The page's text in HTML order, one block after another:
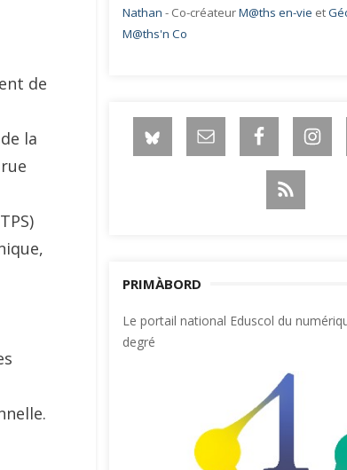
de
la
Nathan - Co-créateurM@ths en-vie et
M@ths'n Co
PRIMÀBORD
Le portail national Eduscol du
degré